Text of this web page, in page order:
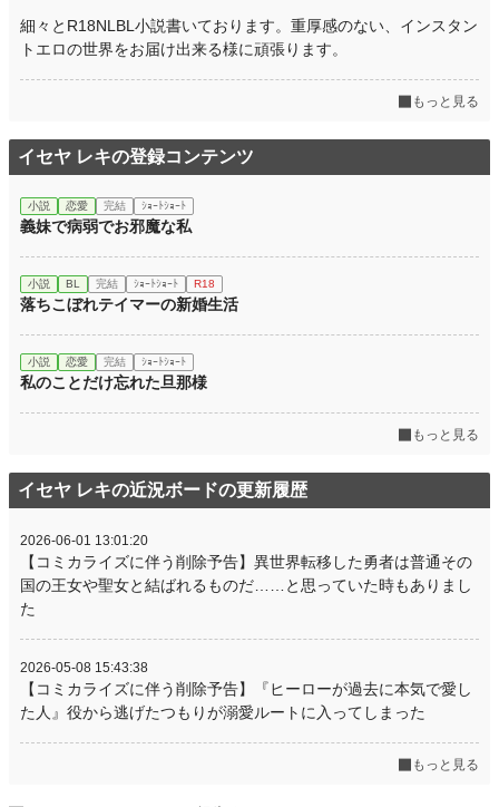
細々とR18NLBL小説書いております。重厚感のない、インスタン
トエロの世界をお届け出来る様に頑張ります。
もっと見る
イセヤ レキの登録コンテンツ
小説 恋愛 完結 ｼｮｰﾄｼｮｰﾄ
義妹で病弱でお邪魔な私
小説 BL 完結 ｼｮｰﾄｼｮｰﾄ R18
落ちこぼれテイマーの新婚生活
小説 恋愛 完結 ｼｮｰﾄｼｮｰﾄ
私のことだけ忘れた旦那様
もっと見る
イセヤ レキの近況ボードの更新履歴
2026-06-01 13:01:20
【コミカライズに伴う削除予告】異世界転移した勇者は普通その
国の王女や聖女と結ばれるものだ……と思っていた時もありまし
た
2026-05-08 15:43:38
【コミカライズに伴う削除予告】『ヒーローが過去に本気で愛し
た人』役から逃げたつもりが溺愛ルートに入ってしまった
もっと見る